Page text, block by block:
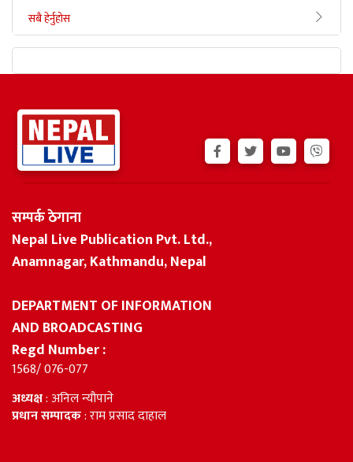
सबै हेर्नुहोस
सम्पर्क ठेगाना
Nepal Live Publication Pvt. Ltd.,
Anamnagar, Kathmandu, Nepal
DEPARTMENT OF INFORMATION
AND BROADCASTING
Regd Number :
1568/ 076-077
अध्यक्ष: अनिल न्यौपाने
प्रधान सम्पादक: राम प्रसाद दाहाल